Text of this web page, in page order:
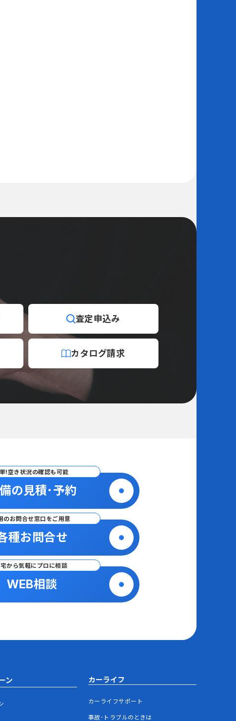
査定申込み
カタログ請求
!空き状況の確認も可能
の見積･予約
のお問合せ窓口をご用意
種お問合せ
から気軽にプロに相談
WEB相談
ン カーライフ
カーライフサポート
事故･トラブルのときは